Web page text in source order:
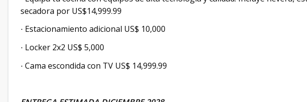
secadora por US$14,999.99
· Estacionamiento adicional US$ 10,000
· Locker 2x2 US$ 5,000
· Cama escondida con TV US$ 14,999.99